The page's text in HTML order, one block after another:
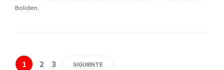
Boliden.
1 2 3 SIGUIENTE